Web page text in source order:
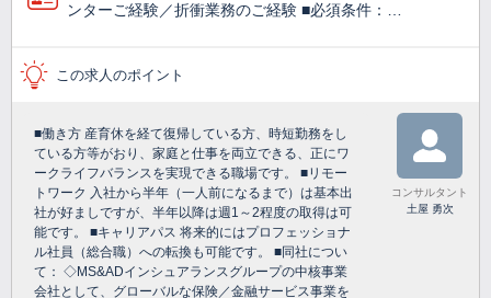
ンターご経験／折衝業務のご経験 ■必須条件：…
この求人のポイント
■働き方 産育休を経て復帰している方、時短勤務をし
ている方等がおり、家庭と仕事を両立できる、正にワ
ークライフバランスを実現できる職場です。 ■リモー
トワーク 入社から半年（一人前になるまで）は基本出
社が好ましですが、半年以降は週1～2程度の取得は可
能です。 ■キャリアパス 将来的にはプロフェッショナ
ル社員（総合職）への転換も可能です。 ■同社につい
て： ◇MS&ADインシュアランスグループの中核事業
会社として、グローバルな保険／金融サービス事業を
コンサルタント
土屋 勇次